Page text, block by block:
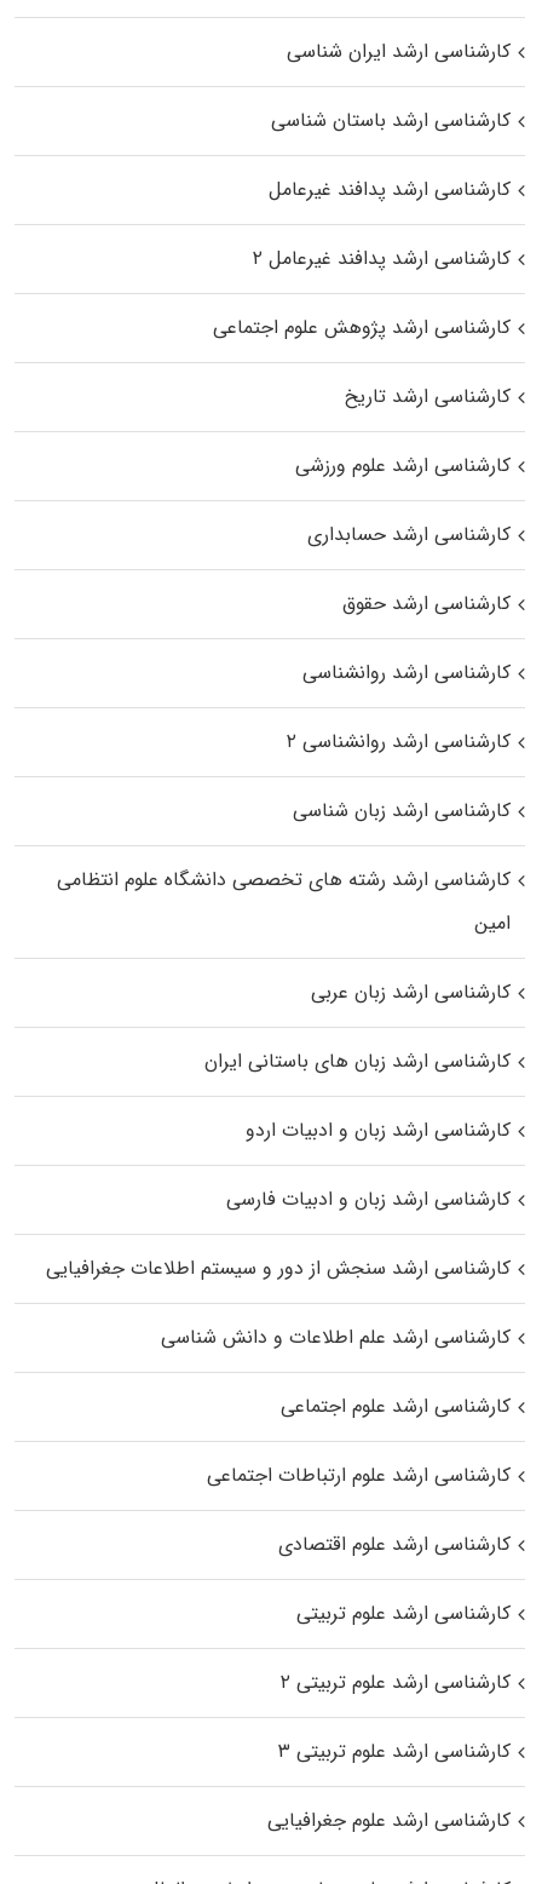
کارشناسی ارشد ایران شناسی
کارشناسی ارشد باستان شناسی
کارشناسی ارشد پدافند غیرعامل
کارشناسی ارشد پدافند غیرعامل ۲
کارشناسی ارشد پژوهش علوم اجتماعی
کارشناسی ارشد تاریخ
کارشناسی ارشد علوم ورزشی
کارشناسی ارشد حسابداری
کارشناسی ارشد حقوق
کارشناسی ارشد روانشناسی
کارشناسی ارشد روانشناسی ۲
کارشناسی ارشد زبان شناسی
کارشناسی ارشد رﺷﺘﻪ ﻫﺎی تخصصی داﻧﺸﮕﺎه ﻋﻠﻮم انتظامی
اﻣﻴﻦ
کارشناسی ارشد زبان عربی
کارشناسی ارشد زبان‌ های باستانی ایران
کارشناسی ارشد زبان و ادبیات اردو
کارشناسی ارشد زبان و ادبیات فارسی
کارشناسی ارشد سنجش از دور و سیستم اطلاعات جغرافیایی
کارشناسی ارشد علم اطلاعات و دانش شناسی
کارشناسی ارشد علوم اجتماعی
کارشناسی ارشد علوم ارتباطات اجتماعی
کارشناسی ارشد علوم اقتصادی
کارشناسی ارشد علوم تربیتی
کارشناسی ارشد علوم تربیتی ۲
کارشناسی ارشد علوم تربیتی ۳
کارشناسی ارشد علوم جغرافیایی